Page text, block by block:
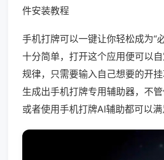
件安装教程
手机打牌可以一键让你轻松成为“
十分简单，打开这个应用便可以
规律，只需要输入自己想要的开
生成出手机打牌专用辅助器，不
或者使用手机打牌AI辅助都可以满